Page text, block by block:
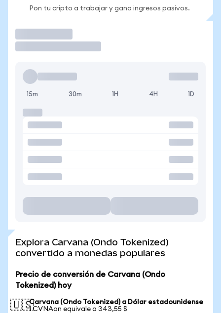
Pon tu cripto a trabajar y gana ingresos pasivos.
15m 30m 1H 4H 1D
Explora Carvana (Ondo Tokenized)
convertido a monedas populares
Precio de conversión de Carvana (Ondo
Tokenized) hoy
🇺🇸Carvana (Ondo Tokenized) a Dólar estadounidense
1 CVNAon equivale a 343,55 $